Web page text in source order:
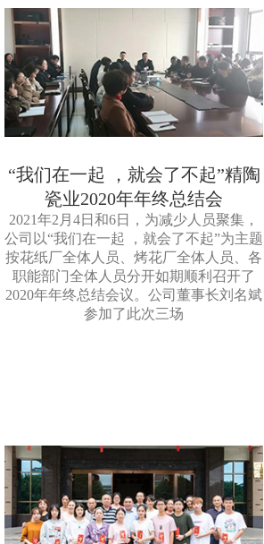
“我们在一起 ，就会了不起”精陶
瓷业2020年年终总结会
2021年2月4日和6日，为减少人员聚集，
公司以“我们在一起 ，就会了不起”为主题
按花纸厂全体人员、烤花厂全体人员、各
职能部门全体人员分开如期顺利召开了
2020年年终总结会议。公司董事长刘名斌
参加了此次三场